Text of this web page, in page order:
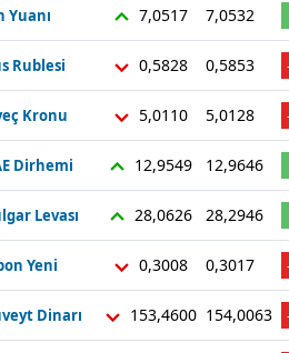
Yuanı 7,0517 7,0532
Rublesi 0,5828 0,5853
Kronu 5,0110 5,0128
Dirhemi 12,9549 12,9646
Levası 28,0626 28,2946
Yeni 0,3008 0,3017
Dinarı 153,4600 154,0063